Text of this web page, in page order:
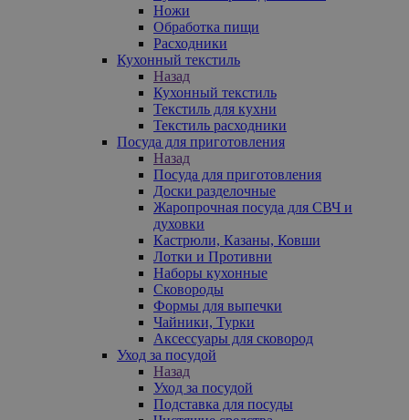
Ножи
Обработка пищи
Расходники
Кухонный текстиль
Назад
Кухонный текстиль
Текстиль для кухни
Текстиль расходники
Посуда для приготовления
Назад
Посуда для приготовления
Доски разделочные
Жаропрочная посуда для СВЧ и
духовки
Кастрюли, Казаны, Ковши
Лотки и Противни
Наборы кухонные
Сковороды
Формы для выпечки
Чайники, Турки
Аксессуары для сковород
Уход за посудой
Назад
Уход за посудой
Подставка для посуды